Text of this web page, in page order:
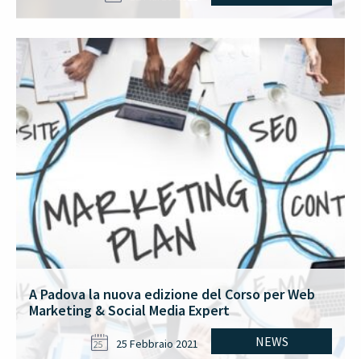
A Padova la nuova edizione del Corso per Web
Marketing & Social Media Expert
NEWS
25 25 Febbraio 2021